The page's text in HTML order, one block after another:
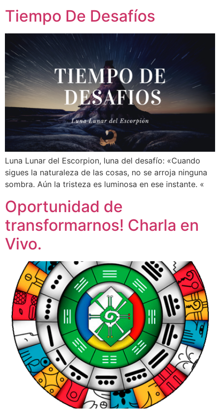
Tiempo De Desafíos
Luna Lunar del Escorpion, luna del desafío: «Cuando
sigues la naturaleza de las cosas, no se arroja ninguna
sombra. Aún la tristeza es luminosa en ese instante. «
Oportunidad de
transformarnos! Charla en
Vivo.